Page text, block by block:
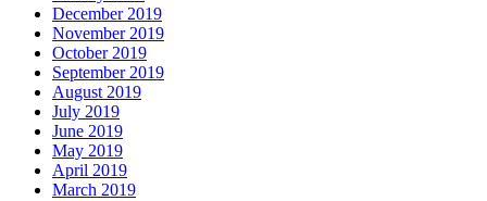
December 2019
November 2019
October 2019
September 2019
August 2019
July 2019
June 2019
May 2019
April 2019
March 2019